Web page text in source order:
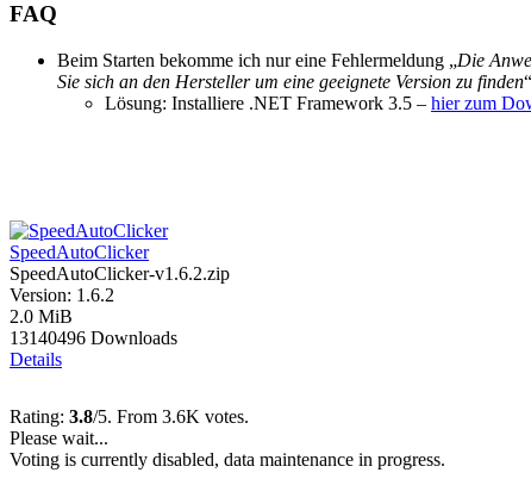
FAQ
Beim Starten bekomme ich nur eine Fehlermeldung „Die
Sie sich an den Hersteller um eine geeignete Version zu finden“
Lösung: Installiere .NET Framework 3.5 – hier zum
SpeedAutoClicker
SpeedAutoClicker-v1.6.2.zip
Version: 1.6.2
2.0 MiB
13140496 Downloads
Details
Rating: 3.8/5. From 3.6K votes.
Please wait...
Voting is currently disabled, data maintenance in progress.